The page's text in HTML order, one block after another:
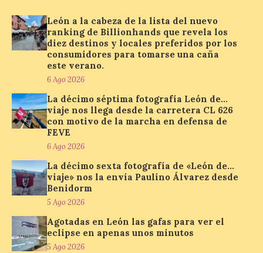
desempleados inscritos en el Sistema
Nacional de […]
En la Comarca de Liébana
tienes 6 rincones únicos
para ver el Eclipse de Sol
6 Ago 2026
pueblos con alma y
paisajes de leyenda
convierten la Comarca de
Liébana en uno de los
destinos más bonitos para disfrutar de
este fenómeno astronómico único. Un
eclipse total de sol será visible en la
Península Ibérica durante […]
León a la cabeza de la lista del nuevo
ranking de Billionhands que revela los
diez destinos y locales preferidos por los
consumidores para tomarse una caña
este verano.
6 Ago 2026
La décimo séptima fotografía León de…
viaje nos llega desde la carretera CL 626
con motivo de la marcha en defensa de
FEVE
6 Ago 2026
La décimo sexta fotografía de «León de…
viaje» nos la envía Paulino Álvarez desde
Benidorm
5 Ago 2026
Agotadas en León las gafas para ver el
eclipse en apenas unos minutos
5 Ago 2026